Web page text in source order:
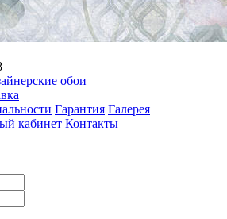
обои
Гарантия Галерея
кабинет Контакты